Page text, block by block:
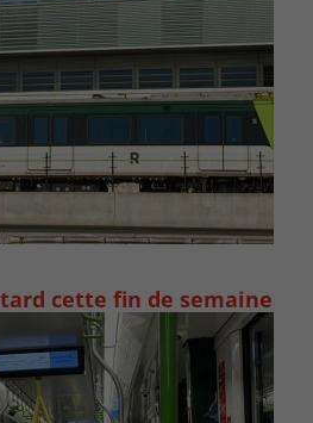
cette fin de semaine